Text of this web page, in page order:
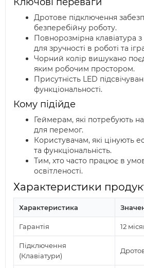
Дротове підключення
безперебійну роботу.
Повнорозмірна клавіатура
для зручності в роботі та
Чорний колір вишукано
яким робочим простором.
Присутність LED
функціональності.
Кому підійде
Геймерам, які потребують
для перемог.
Користувачам, які цінують
та функціональність.
Тим, хто часто працює в
освітленості.
Характеристики
Характеристика
Гарантія 12
Підключення
(Клавіатури)